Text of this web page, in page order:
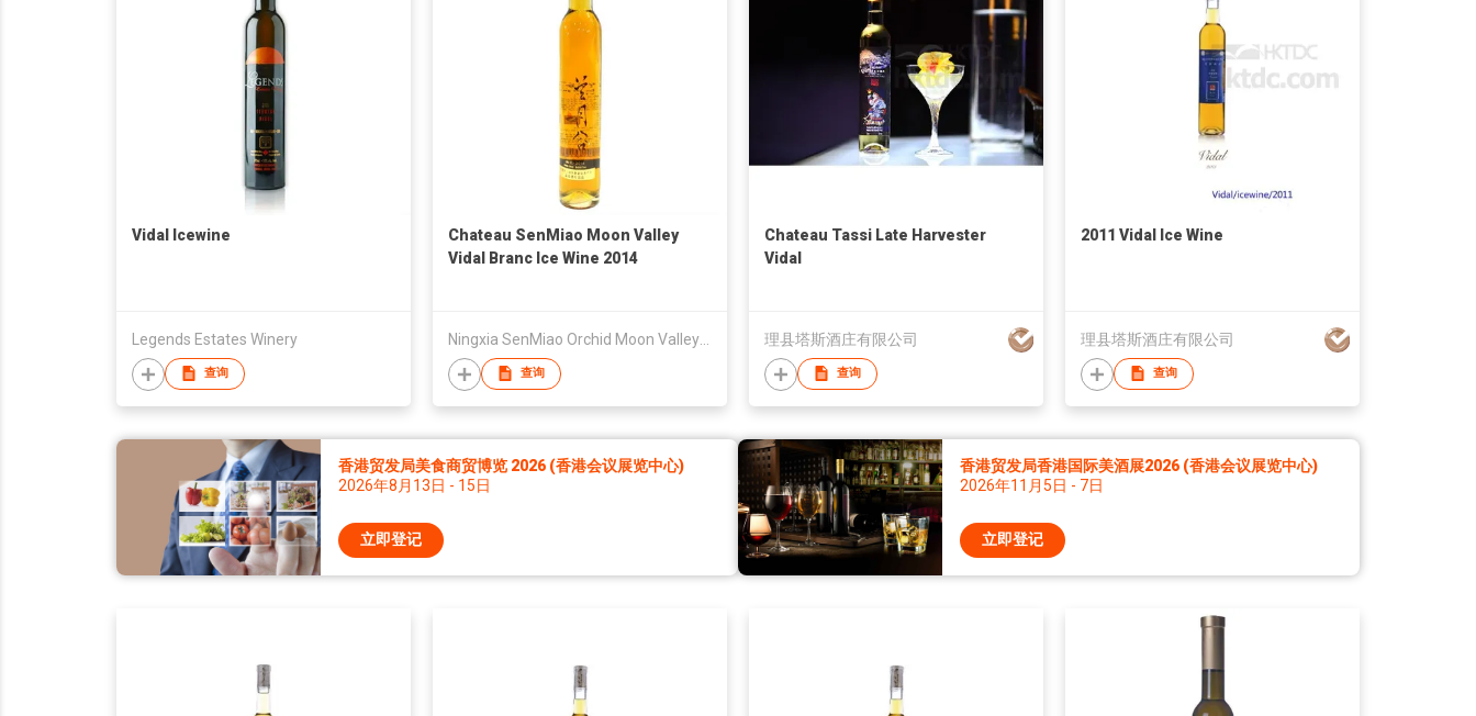
Vidal Icewine
Legends Estates Winery
查询
Chateau SenMiao Moon Valley
Vidal Branc Ice Wine 2014
查询
Chateau Tassi Late Harvester
Vidal
理县塔斯酒庄有限公司
查询
2011 Vidal Ice Wine
理县塔斯酒庄有限公司
查询
香港贸发局美食商贸博览 2026 (香港会议展览中心)
2026年8月13日 - 15日
立即登记
香港贸发局香港国际美酒展2026 (香港会议展览中心)
2026年11月5日 - 7日
立即登记